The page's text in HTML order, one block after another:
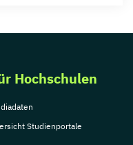
Hochschulen
Studienportale